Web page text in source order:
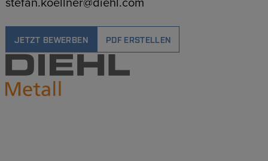
stefan.koellner@diehl.com
JETZT BEWERBEN PDF ERSTELLEN